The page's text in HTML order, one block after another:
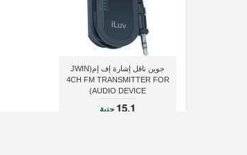
جوين ناقل إشارة إف إم(JWIN
4CH FM TRANSMITTER FOR
AUDIO DEVICE)
15.1 جنية